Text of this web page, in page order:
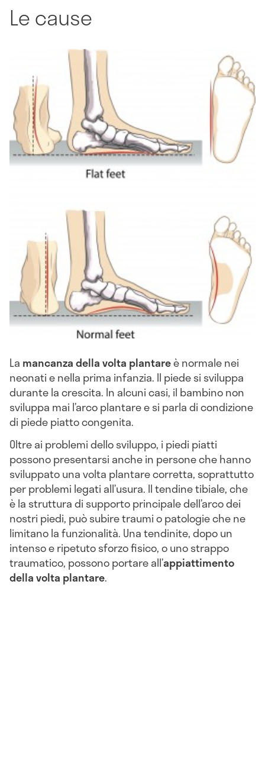
Le cause
La mancanza della volta plantareè normale nei
neonati e nella prima infanzia. Il piede si sviluppa
durante la crescita. In alcuni casi, il bambino non
sviluppa mai l’arco plantare e si parla di condizione
di piede piatto congenita.
Oltre ai problemi dello sviluppo, i piedi piatti
possono presentarsi anche in persone che hanno
sviluppato una volta plantare corretta, soprattutto
per problemi legati all’usura. Il tendine tibiale, che
è la struttura di supporto principale dell’arco dei
nostri piedi, può subire traumi o patologie che ne
limitano la funzionalità. Una tendinite, dopo un
intenso e ripetuto sforzo fisico, o uno strappo
traumatico, possono portare all’appiattimento
della volta plantare.